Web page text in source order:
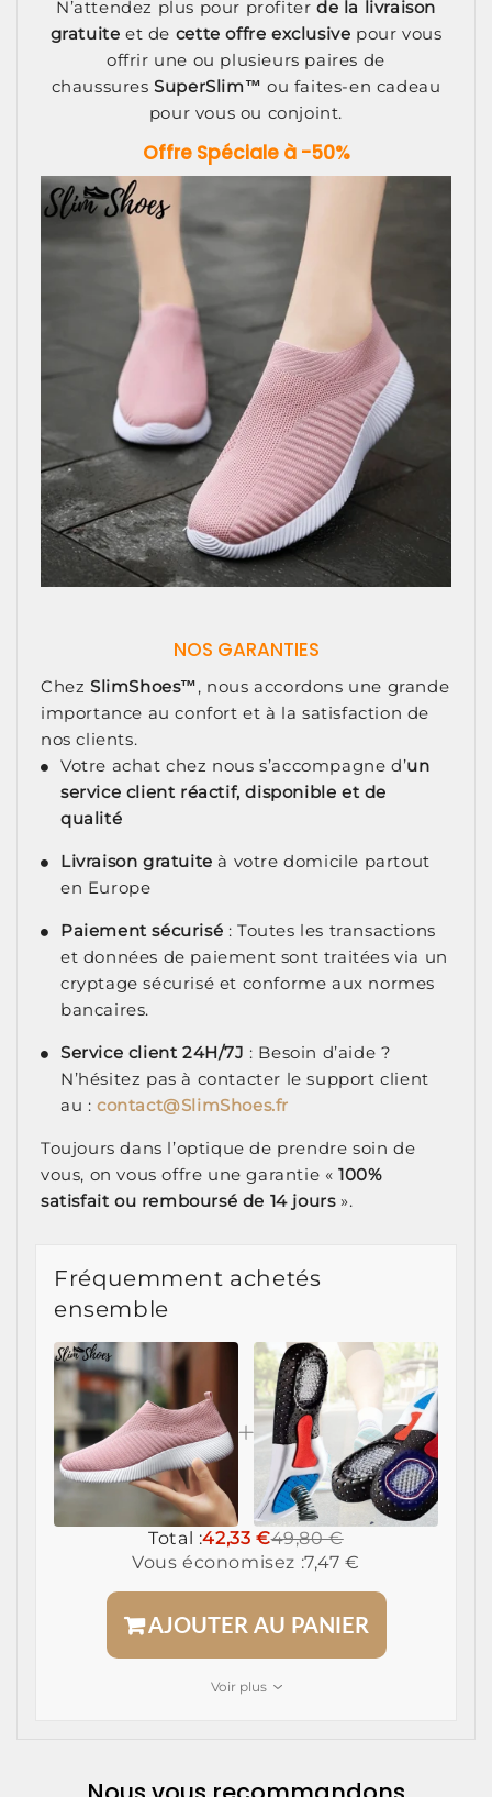
N’attendez plus pour profiter de la livraison
gratuite et de cette offre exclusive pour vous
offrir une ou plusieurs paires de
chaussuresSuperSlim™ ou faites-en cadeau
pour vous ou conjoint.
Offre Spéciale à -50%
NOS GARANTIES
Chez SlimShoes™, nous accordons une grande
importance au confort et à la satisfaction de
nos clients.
Votre achat chez nous s’accompagne d’un
service client réactif, disponible et de
qualité
Livraison gratuite à votre domicile partout
en Europe
Paiement sécurisé : Toutes les transactions
et données de paiement sont traitées via un
cryptage sécurisé et conforme aux normes
bancaires.
Service client 24H/7J : Besoin d’aide ?
N’hésitez pas à contacter le support client
au : contact@SlimShoes.fr
Toujours dans l’optique de prendre soin de
vous, on vous offre une garantie «100%
satisfait ou remboursé de 14 jours».
Fréquemment achetés
ensemble
Total :42,33 €49,80 €
Vous économisez :7,47 €
AJOUTER AU PANIER
Voir plus